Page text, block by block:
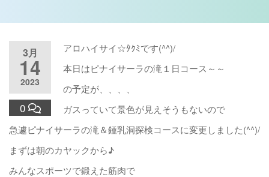
3月
14
2023
0
アロハイサイ☆ﾀｸﾐです(^^)/
本日はピナイサーラの滝１日コース～～
の予定が、、、、
ガスっていて景色が見えそうもないので
急遽ピナイサーラの滝＆鍾乳洞探検コースに変更しました(^^)/
まずは朝のカヤックから♪
みんなスポーツで鍛えた筋肉で